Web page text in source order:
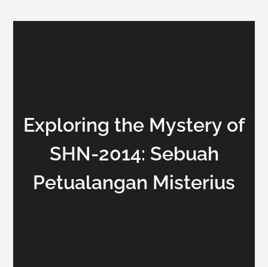
Exploring the Mystery of
SHN-2014: Sebuah
Petualangan Misterius